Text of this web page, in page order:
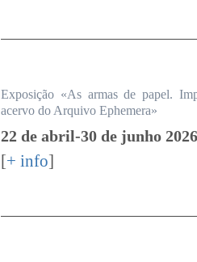
Exposição «As armas de papel.
acervo do Arquivo Ephemera»
22 de abril-30 de junho
[+ info]